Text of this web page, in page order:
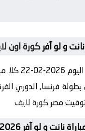
و لو آفر كورة اون
يلتقى
فرنسا, الدوري
كورة لايف
و لو آفر 2026-02-22